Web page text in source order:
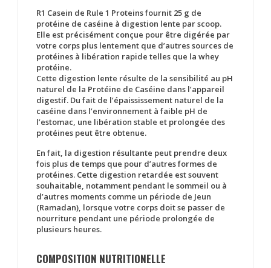
R1 Casein de Rule 1 Proteinsfournit 25 g de
protéine de caséine à digestion lente par scoop.
Elle est précisément conçue pour être digérée par
votre corps plus lentement que d’autres sources de
protéines à libération rapide telles que la whey
protéine.
Cette digestion lente résulte de la sensibilité au pH
naturel de la Protéine de Caséine dans l’appareil
digestif. Du fait de l’épaississement naturel de la
caséine dans l’environnement à faible pH de
l’estomac, une libération stable et prolongée des
protéines peut être obtenue.
En fait, la digestion résultante peut prendre deux
fois plus de temps que pour d’autres formes de
protéines. Cette digestion retardée est souvent
souhaitable, notamment pendant le sommeil ou à
d’autres moments comme un période de Jeun
(Ramadan), lorsque votre corps doit se passer de
nourriture pendant une période prolongée de
plusieurs heures.
COMPOSITION NUTRITIONELLE